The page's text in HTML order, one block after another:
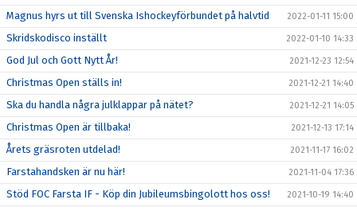
Magnus hyrs ut till Svenska Ishockeyförbundet på halvtid 2022-01-11 15:00
Skridskodisco inställt 2022-01-10 14:33
God Jul och Gott Nytt År! 2021-12-23 12:54
Christmas Open ställs in! 2021-12-21 14:40
Ska du handla några julklappar på nätet? 2021-12-21 14:05
Christmas Open är tillbaka! 2021-12-13 17:14
Årets gräsroten utdelad! 2021-11-17 16:02
Farstahandsken är nu här! 2021-11-04 17:36
Stöd FOC Farsta IF - Köp din Jubileumsbingolott hos oss! 2021-10-19 14:40